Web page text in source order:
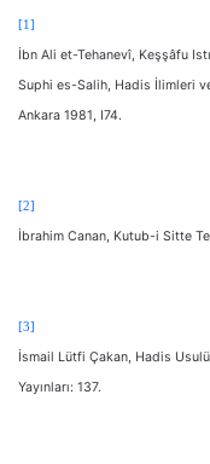
[1]
İbn Ali et-Tehanevî, Keşşâfu
Suphi es-Salih, Hadis İlimleri
Ankara 1981, I74.
[2]
İbrahim Canan, Kutub-i Sitte
[3]
İsmail Lütfi Çakan, Hadis
Yayınları: 137.